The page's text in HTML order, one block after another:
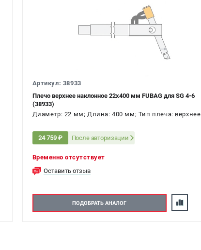
Артикул: 38933
Плечо верхнее наклонное 22х400 мм FUBAG для SG 4-6
(38933)
Диаметр: 22 мм; Длина: 400 мм; Тип плеча: верхнее
24 759 ₽ После авторизации
Временно отсутствует
Оставить отзыв
ПОДОБРАТЬ АНАЛОГ